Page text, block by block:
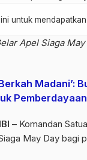
untuk
Apel Siaga
Madani’:
– Komandan
May Day